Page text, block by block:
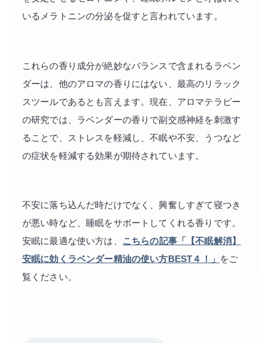
いるメラトニンの分泌を促すと言われています。
これらの香り成分が絶妙なバランスで含まれるラベン
ダーは、他のアロマの香りにはない、最高のリラック
スツールであるとも言えます。現在、アロマテラピー
の研究では、ラベンダーの香りで副交感神経を刺激す
ることで、ストレスを軽減し、不眠や不安、うつなど
の症状を軽減する効果が期待されています。
不安に落ち込んだ時だけでなく、興奮しすぎて寝つき
が悪い時など、睡眠をサポートしてくれる香りです。
安眠に最適な使い方は、 こちらの記事「 【不眠解消】
安眠に効くラベンダー精油の使い方BEST４！」 をご
覧ください。